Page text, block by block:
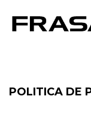
POLITICA DE